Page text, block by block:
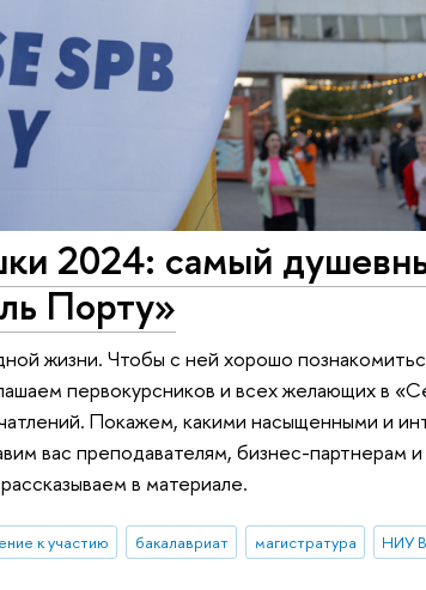
2024: самый
Порту»
жизни. Чтобы с ней хорошо
первокурсников и всех желающих в
Покажем, какими насыщенными и
вас преподавателям, бизнес-партнерам
в материале.
к участию бакалавриат магистратура НИУ